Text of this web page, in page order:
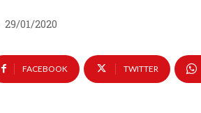
29/01/2020
FACEBOOK TWITTER